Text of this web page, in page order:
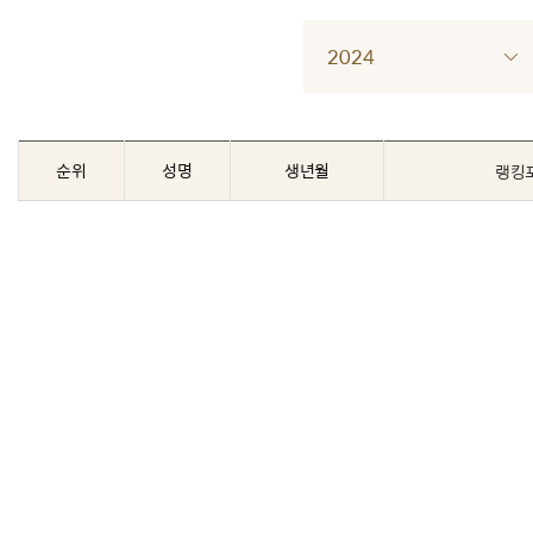
2024
순위 성명 생년월 랭킹